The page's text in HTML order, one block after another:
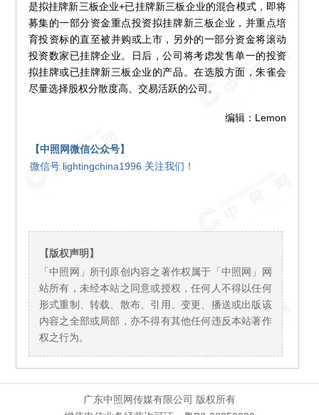
是拟挂牌新三板企业+已挂牌新三板企业的混合模式，即将
募集的一部分资金重点投资拟挂牌新三板企业，并重点培
育投资标的直至被并购或上市，另外的一部分资金将滚动
投资数家已挂牌企业。日后，公司将考虑发售单一的投资
拟挂牌或已挂牌新三板企业的产品。在选股方面，朱雀会
尽量选择股权分散度高、交易活跃的公司。
编辑：Lemon
【中照网微信公众号】
微信号 lightingchina1996 关注我们！
【版权声明】
「中照网」所刊原创内容之著作权属于「中照网」网
站所有，未经本站之同意或授权，任何人不得以任何
形式重制、转载、散布、引用、变更、播送或出版该
内容之全部或局部，亦不得有其他任何违反本站著作
权之行为。
广东中照网传媒有限公司 版权所有